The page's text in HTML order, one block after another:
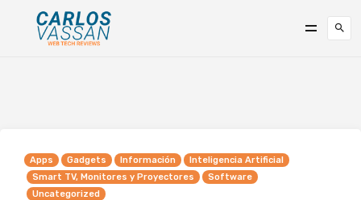
Apps Gadgets Información
Inteligencia Artificial
Smart TV, Monitores y Proyectores
Software
Uncategorized